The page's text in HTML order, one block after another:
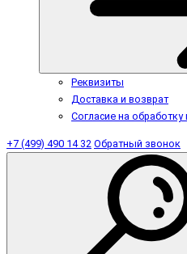
Реквизиты
Доставка и возврат
Согласие на
+7 (499) 490 14 32 Обратный звонок